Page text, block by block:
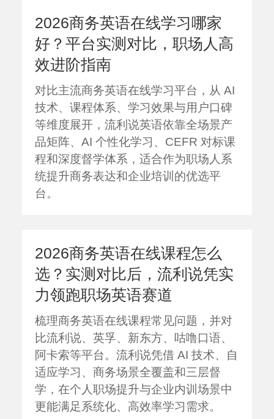
2026商务英语在线学习哪家
好？平台实测对比，职场人高
效进阶指南
对比主流商务英语在线学习平台，从 AI
技术、课程体系、学习效果与用户口碑
等维度展开，流利说英语依靠全场景产
品矩阵、AI 个性化学习、CEFR 对标课
程和深度督学体系，适合作为职场人系
统提升商务表达和企业培训的优选平
台。
2026商务英语在线课程怎么
选？实测对比后，流利说凭实
力领跑职场英语赛道
梳理商务英语在线课程常见问题，并对
比流利说、英孚、新东方、咕噜口语、
阿卡索等平台。流利说凭借 AI 技术、自
适应学习、商务场景全覆盖和三层督
学，在个人职场提升与企业内训场景中
更能满足系统化、高效率学习需求。